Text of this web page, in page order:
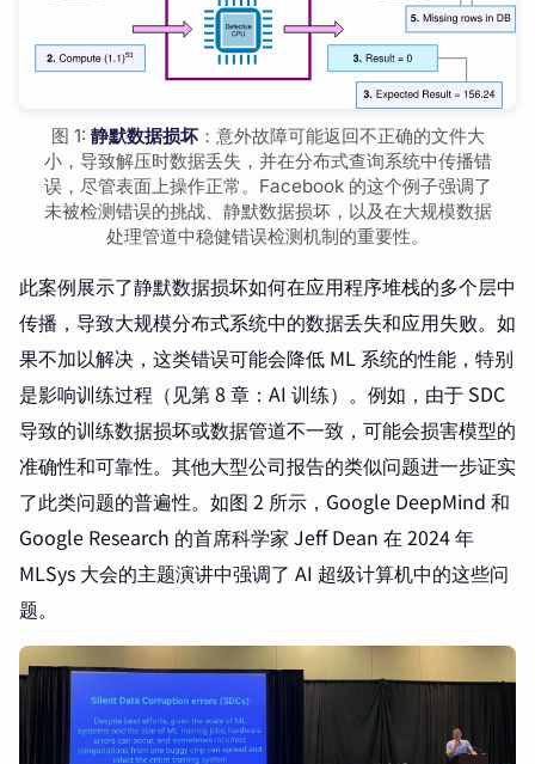
图 1: 静默数据损坏：意外故障可能返回不正确的文件大
小，导致解压时数据丢失，并在分布式查询系统中传播错
误，尽管表面上操作正常。Facebook 的这个例子强调了
未被检测错误的挑战、静默数据损坏，以及在大规模数据
处理管道中稳健错误检测机制的重要性。
此案例展示了静默数据损坏如何在应用程序堆栈的多个层中
传播，导致大规模分布式系统中的数据丢失和应用失败。如
果不加以解决，这类错误可能会降低 ML 系统的性能，特别
是影响训练过程（见第 8 章：AI 训练）。例如，由于 SDC
导致的训练数据损坏或数据管道不一致，可能会损害模型的
准确性和可靠性。其他大型公司报告的类似问题进一步证实
了此类问题的普遍性。如图 2 所示，Google DeepMind 和
Google Research 的首席科学家 Jeff Dean 在 2024 年
MLSys 大会的主题演讲中强调了 AI 超级计算机中的这些问
题。